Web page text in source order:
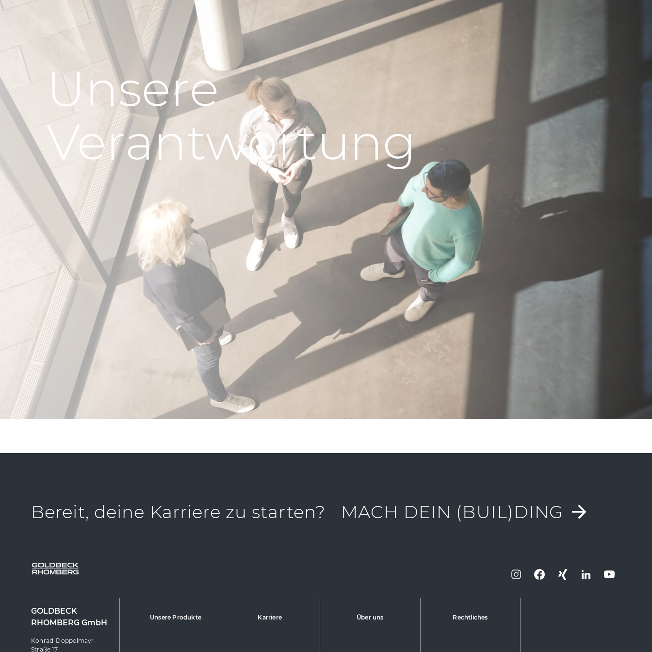
Unsere
Verantwortung
Nachhaltigkeit
Arbeitsschutz
Compliance-Richtlinien
Code of Conduct
Verfahrensordnung
Hinweisgebersystem
Ortwin Goldbeck Holding SE
BAFA-Bericht zum LkSG
Bereit, deine Karriere zu starten? MACH DEIN (BUIL)DING
GOLDBECK
RHOMBERG GmbH
Konrad-Doppelmayr-
Straße 17
Unsere Produkte Karriere Über uns Rechtliches